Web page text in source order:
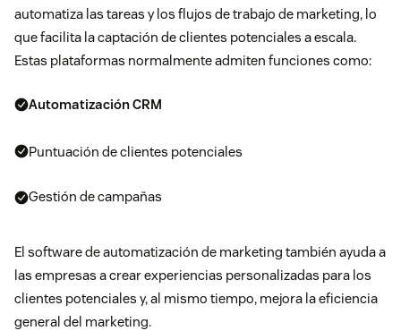
automatiza las tareas y los flujos de trabajo de marketing, lo
que facilita la captación de clientes potenciales a escala.
Estas plataformas normalmente admiten funciones como:
Automatización CRM
Puntuación de clientes potenciales
Gestión de campañas
El software de automatización de marketing también ayuda a
las empresas a crear experiencias personalizadas para los
clientes potenciales y, al mismo tiempo, mejora la eficiencia
general del marketing.